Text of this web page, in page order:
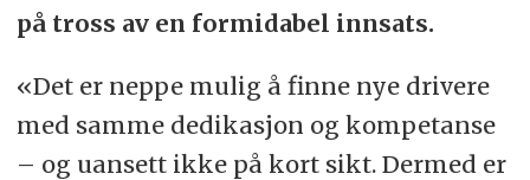
på tross av en formidabel innsats.
«Det er neppe mulig å finne nye drivere
med samme dedikasjon og kompetanse
– og uansett ikke på kort sikt. Dermed er